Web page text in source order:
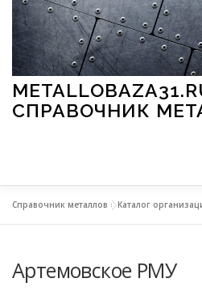
Перейти к содержимому
СПРАВОЧНИК
МЕТАЛЛЫ И ОКРУЖАЮЩАЯ
Справочник металлов »Каталог
Артемовское РМУ